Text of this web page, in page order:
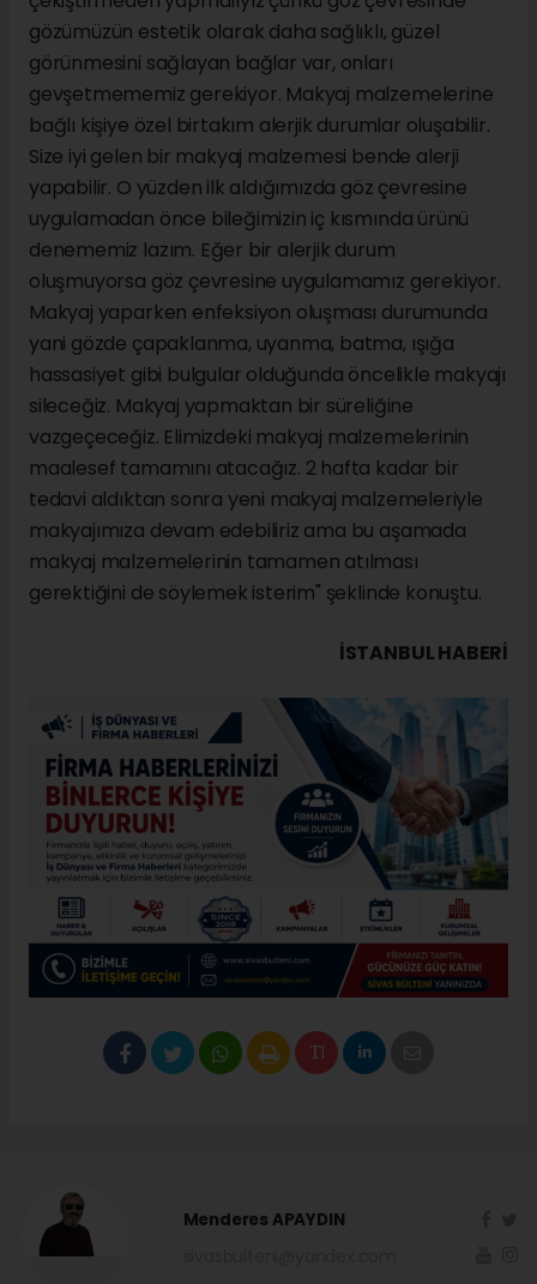
gözümüzün estetik olarak daha sağlıklı, güzel
görünmesini sağlayan bağlar var, onları
gevşetmememiz gerekiyor. Makyaj malzemelerine
bağlı kişiye özel birtakım alerjik durumlar oluşabilir.
Size iyi gelen bir makyaj malzemesi bende alerji
yapabilir. O yüzden ilk aldığımızda göz çevresine
uygulamadan önce bileğimizin iç kısmında ürünü
denememiz lazım. Eğer bir alerjik durum
oluşmuyorsa göz çevresine uygulamamız gerekiyor.
Makyaj yaparken enfeksiyon oluşması durumunda
yani gözde çapaklanma, uyanma, batma, ışığa
hassasiyet gibi bulgular olduğunda öncelikle makyajı
sileceğiz. Makyaj yapmaktan bir süreliğine
vazgeçeceğiz. Elimizdeki makyaj malzemelerinin
maalesef tamamını atacağız. 2 hafta kadar bir
tedavi aldıktan sonra yeni makyaj malzemeleriyle
makyajımıza devam edebiliriz ama bu aşamada
makyaj malzemelerinin tamamen atılması
gerektiğini de söylemek isterim" şeklinde konuştu.
İSTANBUL HABERİ
Menderes APAYDIN